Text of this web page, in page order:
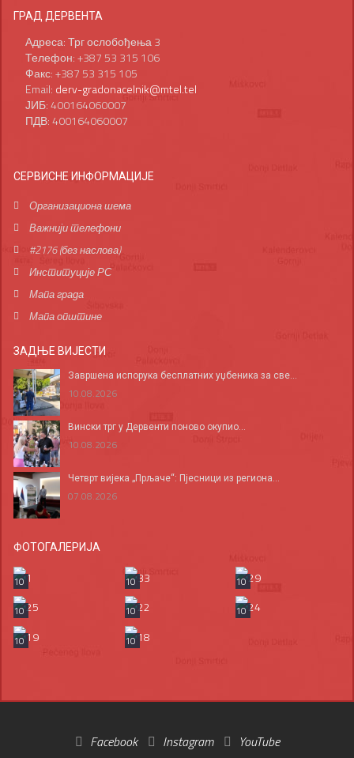
ГРАД ДЕРВЕНТА
Адреса: Трг ослобођења 3
Телефон: +387 53 315 106
Факс: +387 53 315 105
Email: derv-gradonacelnik@mtel.tel
ЈИБ: 400164060007
ПДВ: 400164060007
СЕРВИСНЕ ИНФОРМАЦИЈЕ
Организациона шема
Важнији телефони
#2176 (без наслова)
Институције РС
Мапа града
Мапа општине
ЗАДЊЕ ВИЈЕСТИ
Завршена испорука бесплатних уџбеника за све...
10.08.2026
Вински трг у Дервенти поново окупио...
10.08.2026
Четврт вијека „Прљаче“: Пјесници из региона...
07.08.2026
ФОТОГАЛЕРИЈА
10 10
10
10
10
10
10
10
Facebook Instagram YouTube